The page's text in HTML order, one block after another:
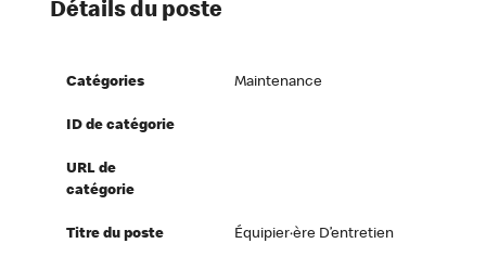
Détails du poste
Catégories Maintenance
ID de catégorie
URL de
catégorie
Titre du poste Équipier·ère D’entretien